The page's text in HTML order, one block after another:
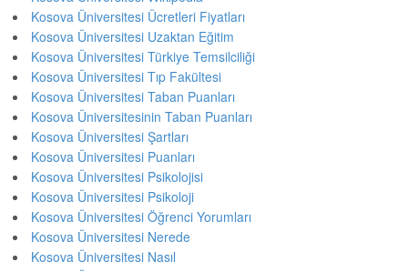
Kosova Üniversitesi Ücretleri Fiyatları
Kosova Üniversitesi Uzaktan Eğitim
Kosova Üniversitesi Türkiye Temsilciliği
Kosova Üniversitesi Tıp Fakültesi
Kosova Üniversitesi Taban Puanları
Kosova Üniversitesinin Taban Puanları
Kosova Üniversitesi Şartları
Kosova Üniversitesi Puanları
Kosova Üniversitesi Psikolojisi
Kosova Üniversitesi Psikoloji
Kosova Üniversitesi Öğrenci Yorumları
Kosova Üniversitesi Nerede
Kosova Üniversitesi Nasıl